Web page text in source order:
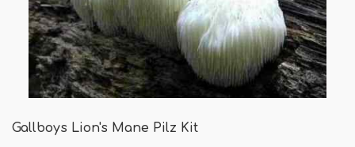
Gallboys Lion's Mane Pilz Kit